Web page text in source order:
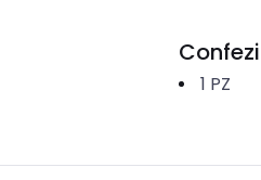
1 PZ